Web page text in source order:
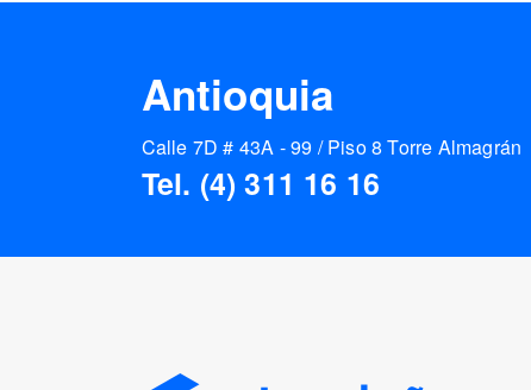
Antioquia
Calle 7D # 43A - 99 / Piso 8 Torre Almagrán
Tel. (4) 311 16 16